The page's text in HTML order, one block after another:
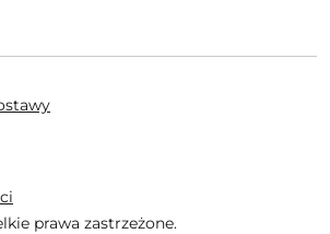
prawa zastrzeżone.